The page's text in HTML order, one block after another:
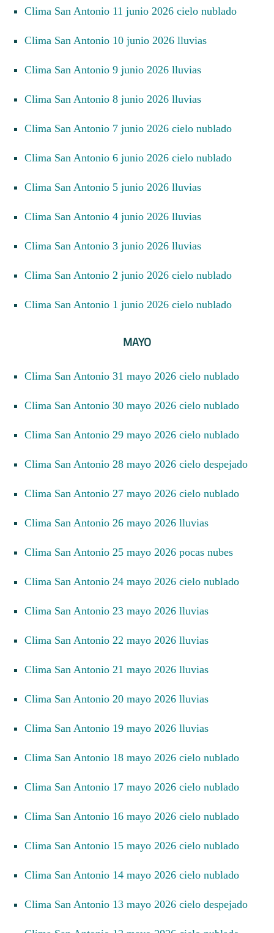
Clima San Antonio 11 junio 2026 cielo nublado
Clima San Antonio 10 junio 2026 lluvias
Clima San Antonio 9 junio 2026 lluvias
Clima San Antonio 8 junio 2026 lluvias
Clima San Antonio 7 junio 2026 cielo nublado
Clima San Antonio 6 junio 2026 cielo nublado
Clima San Antonio 5 junio 2026 lluvias
Clima San Antonio 4 junio 2026 lluvias
Clima San Antonio 3 junio 2026 lluvias
Clima San Antonio 2 junio 2026 cielo nublado
Clima San Antonio 1 junio 2026 cielo nublado
MAYO
Clima San Antonio 31 mayo 2026 cielo nublado
Clima San Antonio 30 mayo 2026 cielo nublado
Clima San Antonio 29 mayo 2026 cielo nublado
Clima San Antonio 28 mayo 2026 cielo despejado
Clima San Antonio 27 mayo 2026 cielo nublado
Clima San Antonio 26 mayo 2026 lluvias
Clima San Antonio 25 mayo 2026 pocas nubes
Clima San Antonio 24 mayo 2026 cielo nublado
Clima San Antonio 23 mayo 2026 lluvias
Clima San Antonio 22 mayo 2026 lluvias
Clima San Antonio 21 mayo 2026 lluvias
Clima San Antonio 20 mayo 2026 lluvias
Clima San Antonio 19 mayo 2026 lluvias
Clima San Antonio 18 mayo 2026 cielo nublado
Clima San Antonio 17 mayo 2026 cielo nublado
Clima San Antonio 16 mayo 2026 cielo nublado
Clima San Antonio 15 mayo 2026 cielo nublado
Clima San Antonio 14 mayo 2026 cielo nublado
Clima San Antonio 13 mayo 2026 cielo despejado